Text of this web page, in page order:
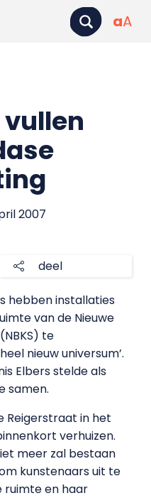
aA
2007
deel
hebben installaties
van de Nieuwe
te
nieuw universum’.
Elbers stelde als
samen.
Reigerstraat in het
verhuizen.
meer zal bestaan
kunstenaars uit te
ruimte en haar